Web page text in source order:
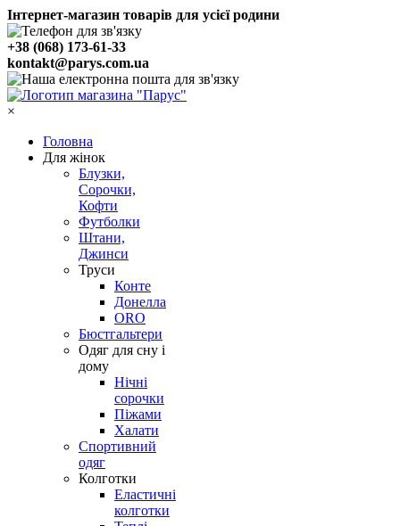
Інтернет-магазин товарів для усієї родини
+38 (068) 173-61-33
kontakt@parys.com.ua
×
Головна
Для жінок
Блузки,
Сорочки,
Кофти
Футболки
Штани,
Джинси
Труси
Конте
Донелла
ORO
Бюстгальтери
Одяг для сну і
дому
Нічні
сорочки
Піжами
Халати
Спортивний
одяг
Колготки
Еластичні
колготки